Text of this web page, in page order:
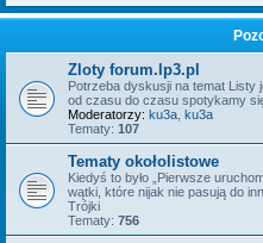
Zloty forum.lp3.pl
Potrzeba dyskusji na temat Listy
od czasu do czasu spotykamy
Moderatorzy: ku3a ku3a
Tematy: 107
Tematy okołolistowe
Kiedyś to było „Pierwsze
wątki, które nijak nie pasują do
Trójki
Tematy: 756